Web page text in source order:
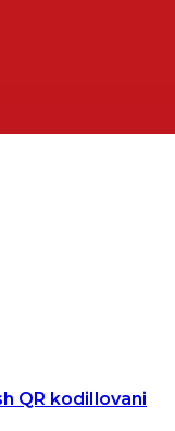
Ilovani